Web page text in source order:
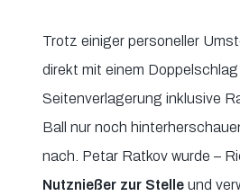
Trotz einiger personeller
direkt mit einem
Seitenverlagerung inklusive
Ball nur noch
nach. Petar Ratkov wurde –
Nutznießer zur Stelleund